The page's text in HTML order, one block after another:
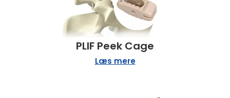
PLIF Peek Cage
Læs mere